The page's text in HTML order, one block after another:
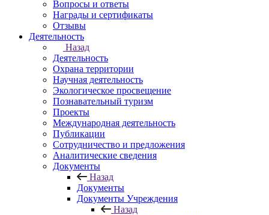
Вопросы и ответы
Награды и сертификаты
Отзывы
Деятельность
Назад
Деятельность
Охрана территории
Научная деятельность
Экологическое просвещение
Познавательный туризм
Проекты
Международная деятельность
Публикации
Сотрудничество и предложения
Аналитические сведения
Документы
Назад
Документы
Документы Учреждения
Назад